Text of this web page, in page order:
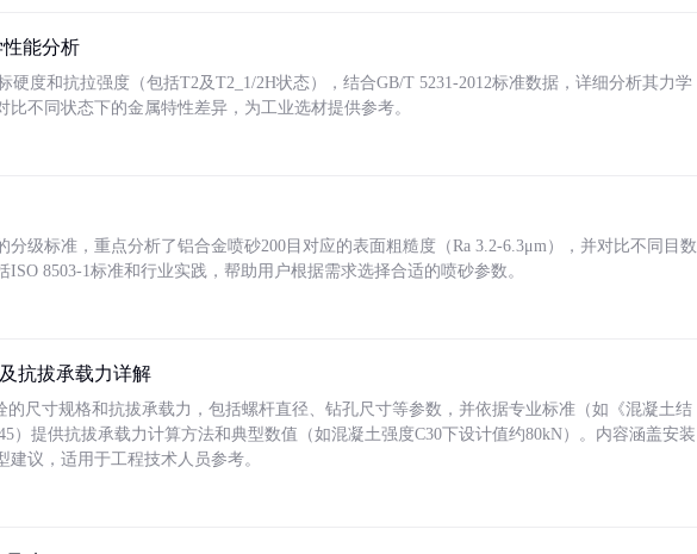
能分析
硬度和抗拉强度（包括T2及T2_1/2H状态），结合GB/T 5231-2012标准数据，详细分析其力学
比不同状态下的金属特性差异，为工业选材提供参考。
分级标准，重点分析了铝合金喷砂200目对应的表面粗糙度（Ra 3.2-6.3μm），并对比不同目数
ISO 8503-1标准和行业实践，帮助用户根据需求选择合适的喷砂参数。
抗拔承载力详解
的尺寸规格和抗拔承载力，包括螺杆直径、钻孔尺寸等参数，并依据专业标准（如《混凝土结
）提供抗拔承载力计算方法和典型数值（如混凝土强度C30下设计值约80kN）。内容涵盖安装
议，适用于工程技术人员参考。